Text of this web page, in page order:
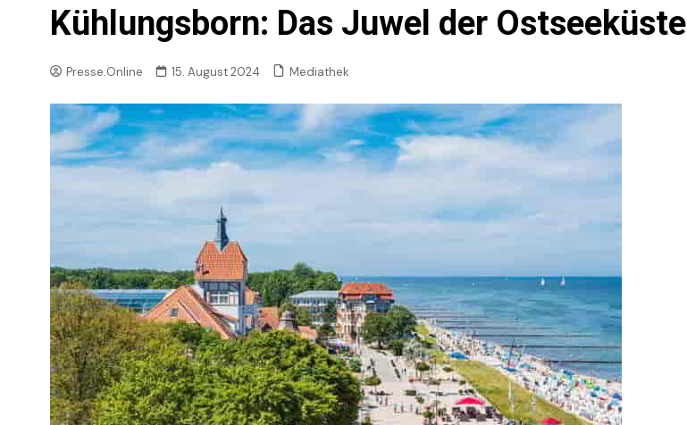
Kühlungsborn: Das Juwel der Ostseeküste
Presse.Online 15. August 2024 Mediathek